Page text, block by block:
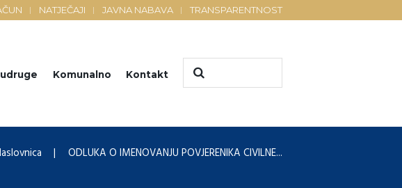
NATJEČAJI JAVNA NABAVA TRANSPARENTNOST
Komunalno Kontakt
ODLUKA O IMENOVANJU POVJERENIKA CIVILNE...